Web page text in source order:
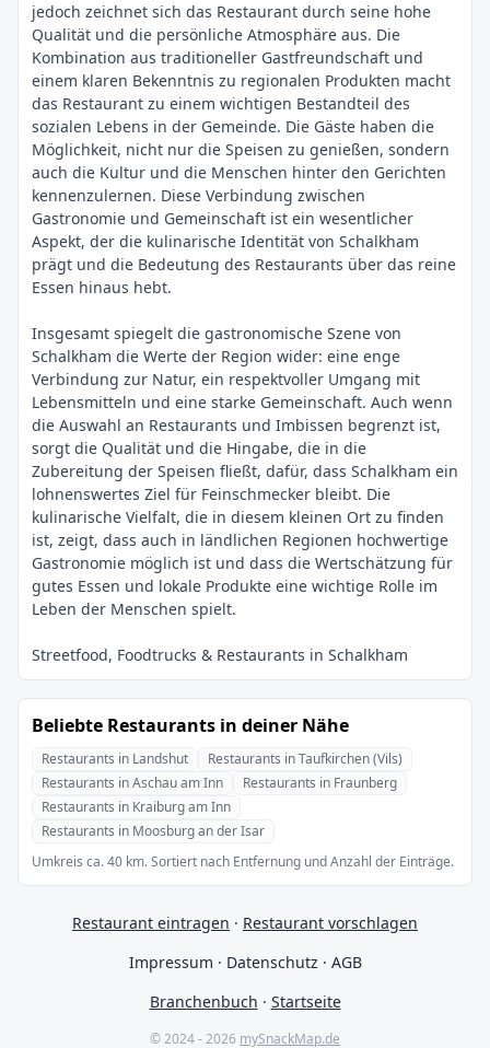
jedoch zeichnet sich das Restaurant durch seine hohe
Qualität und die persönliche Atmosphäre aus. Die
Kombination aus traditioneller Gastfreundschaft und
einem klaren Bekenntnis zu regionalen Produkten macht
das Restaurant zu einem wichtigen Bestandteil des
sozialen Lebens in der Gemeinde. Die Gäste haben die
Möglichkeit, nicht nur die Speisen zu genießen, sondern
auch die Kultur und die Menschen hinter den Gerichten
kennenzulernen. Diese Verbindung zwischen
Gastronomie und Gemeinschaft ist ein wesentlicher
Aspekt, der die kulinarische Identität von Schalkham
prägt und die Bedeutung des Restaurants über das reine
Essen hinaus hebt.
Insgesamt spiegelt die gastronomische Szene von
Schalkham die Werte der Region wider: eine enge
Verbindung zur Natur, ein respektvoller Umgang mit
Lebensmitteln und eine starke Gemeinschaft. Auch wenn
die Auswahl an Restaurants und Imbissen begrenzt ist,
sorgt die Qualität und die Hingabe, die in die
Zubereitung der Speisen fließt, dafür, dass Schalkham ein
lohnenswertes Ziel für Feinschmecker bleibt. Die
kulinarische Vielfalt, die in diesem kleinen Ort zu finden
ist, zeigt, dass auch in ländlichen Regionen hochwertige
Gastronomie möglich ist und dass die Wertschätzung für
gutes Essen und lokale Produkte eine wichtige Rolle im
Beliebte Restaurants in deiner Nähe
Restaurants in Landshut
Restaurants in Taufkirchen (Vils)
Restaurants in Aschau am Inn
Restaurants in Fraunberg
Restaurants in Kraiburg am Inn
Restaurants in Moosburg an der Isar
Umkreis ca. 40 km. Sortiert nach Entfernung und Anzahl der Einträge.
Restaurant eintragen · Restaurant vorschlagen
Impressum · Datenschutz · AGB
Branchenbuch · Startseite
© 2024 - 2026 mySnackMap.de